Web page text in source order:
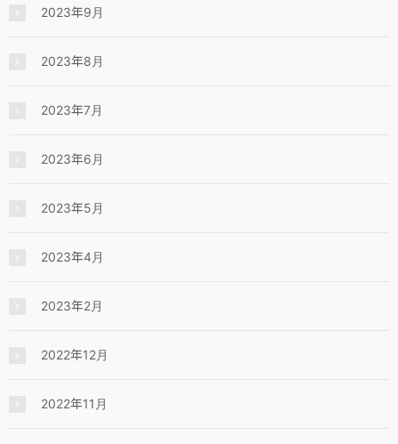
2023年9月
2023年8月
2023年7月
2023年6月
2023年5月
2023年4月
2023年2月
2022年12月
2022年11月